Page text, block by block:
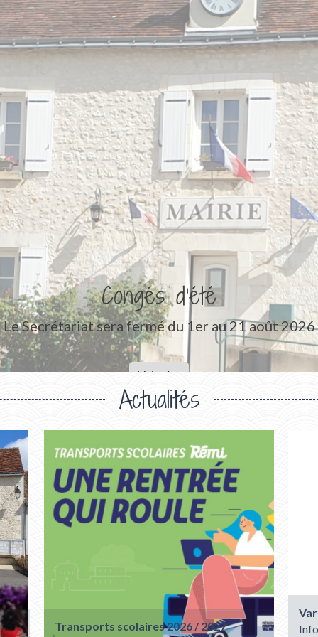
Transports scolaires
Inscriptions 2026 / 2027
Voir plus
Actualités
Transports scolaires 2026 / 2027